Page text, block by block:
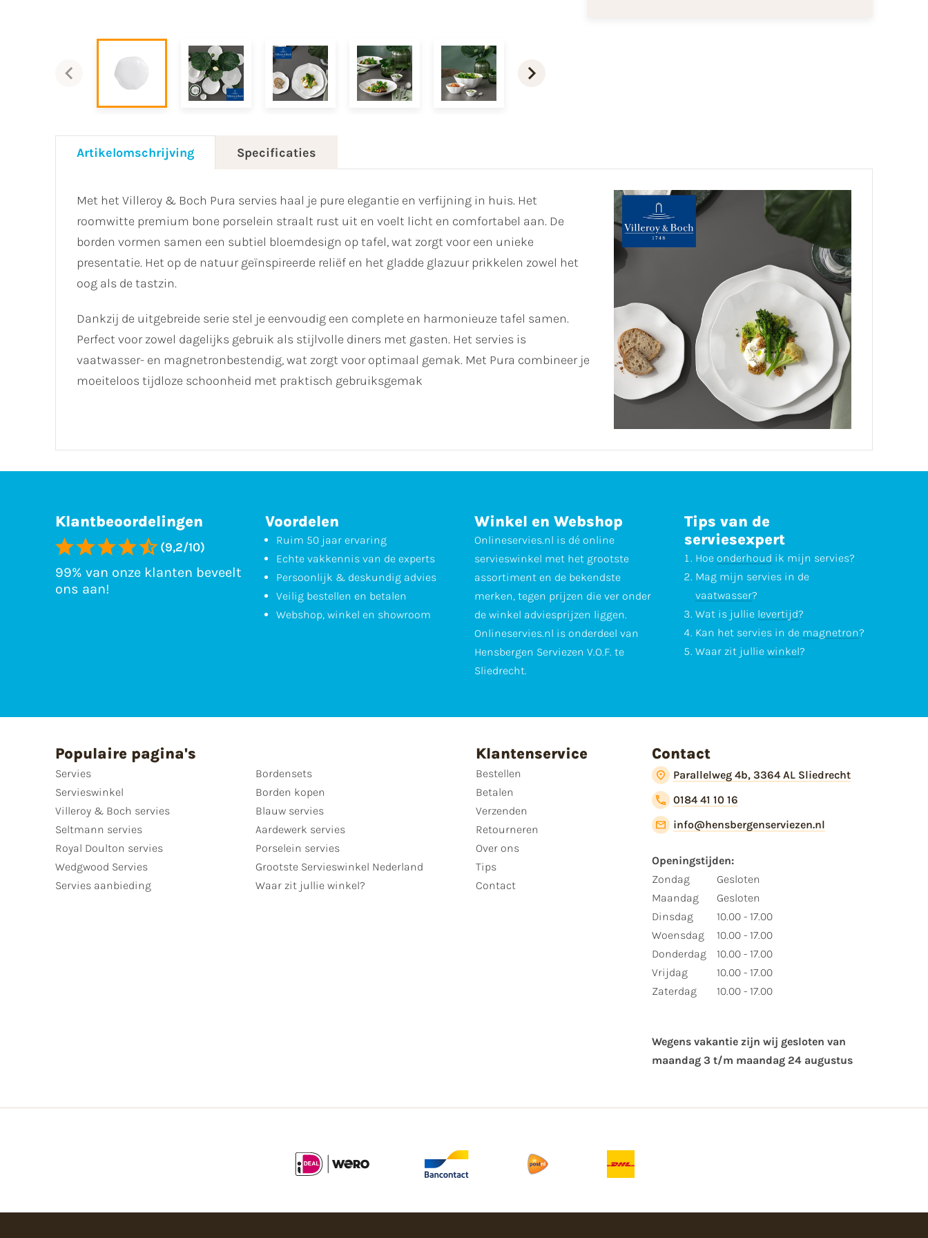
Artikelomschrijving Specificaties
Met het Villeroy & Boch Pura servies haal je pure elegantie en verfijning in huis. Het
roomwitte premium bone porselein straalt rust uit en voelt licht en comfortabel aan. De
borden vormen samen een subtiel bloemdesign op tafel, wat zorgt voor een unieke
presentatie. Het op de natuur geïnspireerde reliëf en het gladde glazuur prikkelen zowel het
oog als de tastzin.
Dankzij de uitgebreide serie stel je eenvoudig een complete en harmonieuze tafel samen.
Perfect voor zowel dagelijks gebruik als stijlvolle diners met gasten. Het servies is
vaatwasser- en magnetronbestendig, wat zorgt voor optimaal gemak. Met Pura combineer je
moeiteloos tijdloze schoonheid met praktisch gebruiksgemak
Klantbeoordelingen
(9,2/10)
99% van onze klanten beveelt
ons aan!
Voordelen
Ruim 50 jaar ervaring
Echte vakkennis van de experts
Persoonlijk & deskundig advies
Veilig bestellen en betalen
Webshop, winkel en showroom
Winkel en Webshop
Onlineservies.nl is dé online
servieswinkel met het grootste
assortiment en de bekendste
merken, tegen prijzen die ver onder
de winkel adviesprijzen liggen.
Onlineservies.nl is onderdeel van
Hensbergen Serviezen V.O.F. te
Sliedrecht.
Tips van de
serviesexpert
Hoe onderhoud ik mijn servies?
Mag mijn servies in de
vaatwasser?
Wat is jullie levertijd?
Kan het servies in de magnetron?
Waar zit jullie winkel?
Populaire pagina's
Servies
Servieswinkel
Villeroy & Boch servies
Seltmann servies
Royal Doulton servies
Wedgwood Servies
Servies aanbieding
Bordensets
Borden kopen
Blauw servies
Aardewerk servies
Porselein servies
Grootste Servieswinkel Nederland
Waar zit jullie winkel?
Klantenservice
Bestellen
Betalen
Verzenden
Retourneren
Over ons
Tips
Contact
Contact
Parallelweg 4b, 3364 AL Sliedrecht
0184 41 10 16
info@hensbergenserviezen.nl
Openingstijden:
Zondag
Maandag
Dinsdag
Woensdag
Donderdag
Vrijdag
Zaterdag
Gesloten
Gesloten
10.00 - 17.00
10.00 - 17.00
10.00 - 17.00
10.00 - 17.00
10.00 - 17.00
Wegens vakantie zijn wij gesloten van ​
maandag 3 t/m maandag 24 augustus